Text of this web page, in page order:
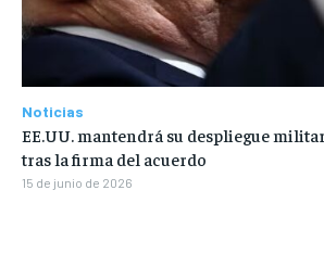
Noticias
EE.UU. mantendrá su despliegue
tras la firma del acuerdo
15 de junio de 2026